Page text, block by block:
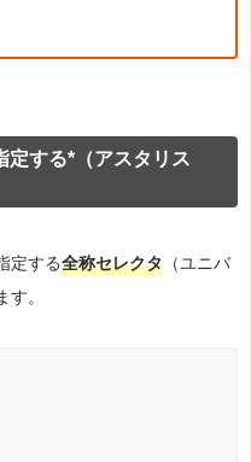
定する*（アスタリス
定する全称セレクタ （ユニバ
。